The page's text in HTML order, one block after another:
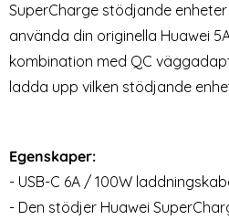
Kabel UltraBoost (Cool Grey)
2-Pack Samsung Galaxy A51 -
Skärmskydd i Härdat Glas
Art. nr 8370
rea pris
59 kr tidigare pris
149 kr
Lagervara
Köp
Samsung Galaxy A51 - 2-
SuperCharge stödjande
använda din originella Huawei
kombination med QC
ladda upp vilken stödjande
Egenskaper:
- USB-C 6A / 100W
- Den stödjer Huawei